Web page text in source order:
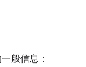
般信息：